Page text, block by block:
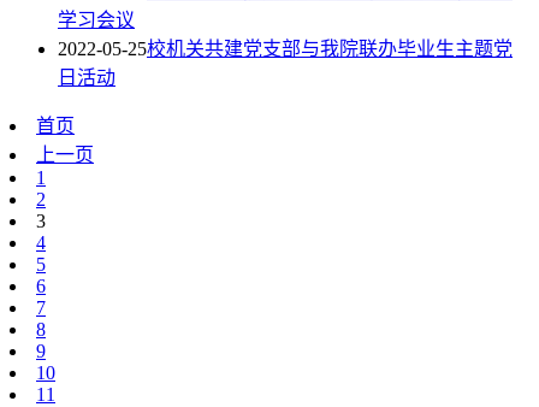
学习会议
2022-05-25校机关共建党支部与我院联办毕业生主题党
日活动
首页
上一页
1
2
3
4
5
6
7
8
9
10
11